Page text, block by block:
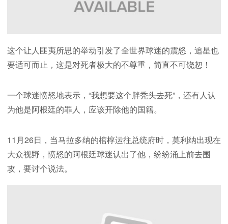
这个让人匪夷所思的举动引发了全世界球迷的震怒，追星也
要适可而止，这是对死者极大的不尊重，简直不可饶恕！
一个球迷愤怒地表示，“我想要这个胖秃头去死”，还有人认
为他是阿根廷的罪人，应该开除他的国籍。
11月26日，当马拉多纳的棺椁运往总统府时，莫利纳出现在
大众视野，愤怒的阿根廷球迷认出了他，纷纷涌上前去围
攻，要讨个说法。